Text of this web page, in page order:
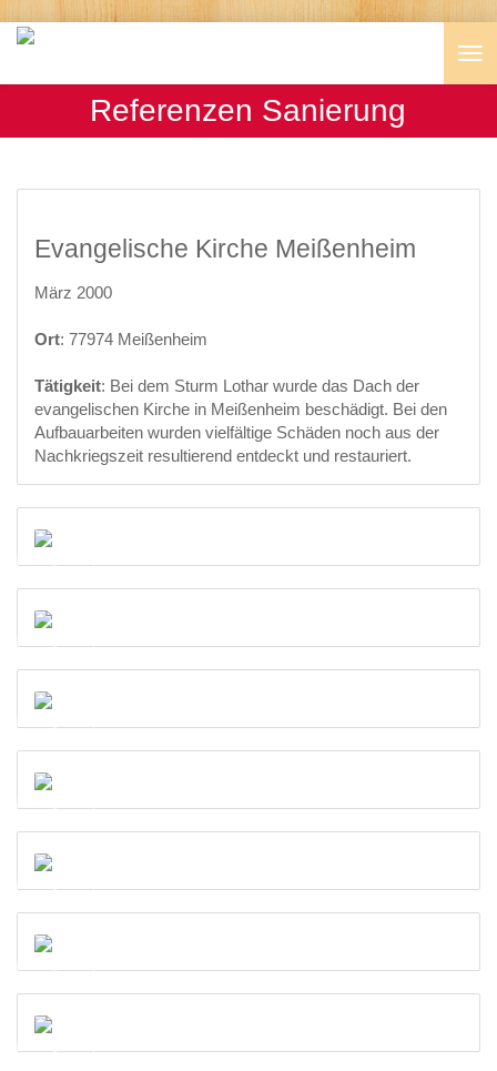
Referenzen Sanierung
Evangelische Kirche Meißenheim
März 2000
Ort: 77974 Meißenheim
Tätigkeit: Bei dem Sturm Lothar wurde das Dach der
evangelischen Kirche in Meißenheim beschädigt. Bei den
Aufbauarbeiten wurden vielfältige Schäden noch aus der
Nachkriegszeit resultierend entdeckt und restauriert.